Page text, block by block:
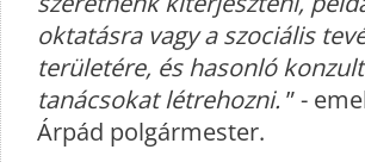
oktatásra vagy a szociális
területére, és hasonló
tanácsokat létrehozni. ” -
Árpád polgármester.